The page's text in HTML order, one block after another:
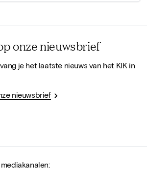
onze nieuwsbrief
je het laatste nieuws van het KIK in
nieuwsbrief